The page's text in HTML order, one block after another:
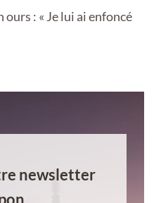
: « Je lui ai enfoncé
newsletter